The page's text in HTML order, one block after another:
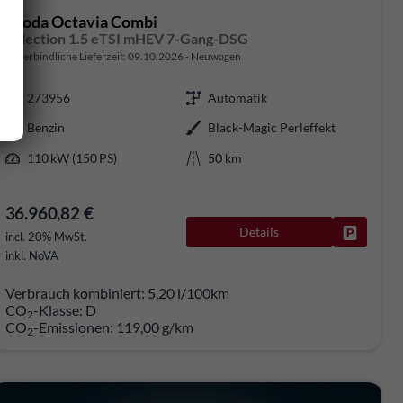
Skoda Octavia Combi
Selection 1.5 eTSI mHEV 7-Gang-DSG
unverbindliche Lieferzeit: 09.10.2026 Neuwagen
273956
Automatik
Benzin
Black-Magic Perleffekt
110 kW (150 PS)
50 km
36.960,82 €
incl. 20% MwSt.
inkl. NoVA
Details
Verbrauch kombiniert: 5,20 l/100km
CO2-Klasse: D
CO2-Emissionen: 119,00 g/km